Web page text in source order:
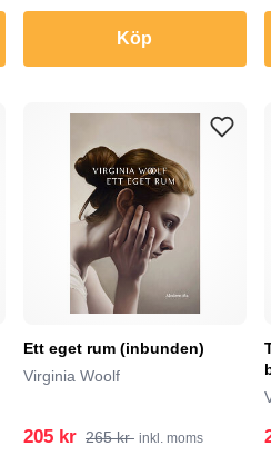
Köp
Ett eget rum (inbunden)
Virginia Woolf
205 kr 265 kr inkl. moms